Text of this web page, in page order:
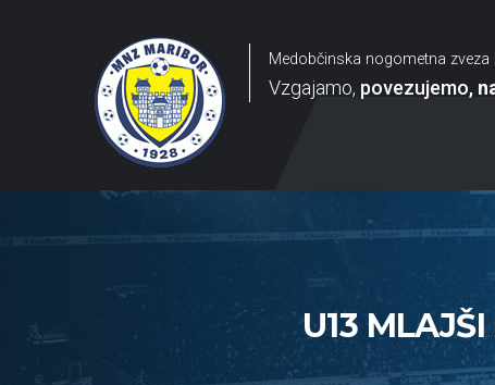
Medobčinska nogometna zveza
Vzgajamo povezujemo
U13